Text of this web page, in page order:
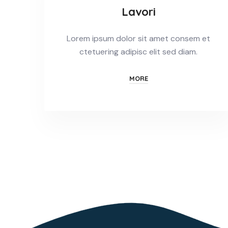
Lavori
Lorem ipsum dolor sit amet consem et
ctetuering adipisc elit sed diam.
MORE